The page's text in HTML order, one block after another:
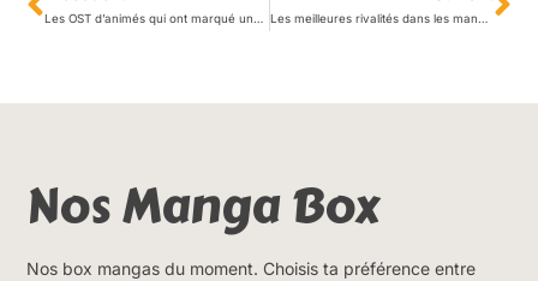
Nos Manga Box
Nos box mangas du moment. Choisis ta préférence entre